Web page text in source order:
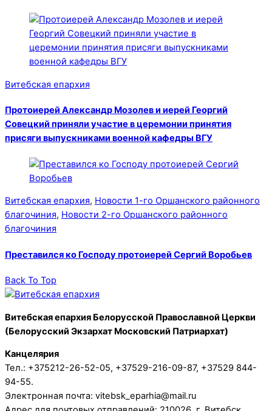
Витебская епархия
Протоиерей Александр Мозолев и иерей Георгий
Совецкий приняли участие в церемонии принятия
присяги выпускниками военной кафедры ВГУ
Витебская епархия, Новости 1-го Оршанского районного
благочиния, Новости 2-го Оршанского районного
благочиния
Преставился ко Господу протоиерей Сергий Воробьев
Back To Top
Витебская епархия Белорусской Православной Церкви
(Белорусский Экзархат Московский Патриархат)
Канцелярия
Тел.: +375212-26-52-05, +37529-216-09-87, +37529 844-
94-55.
Электронная почта: vitebsk_eparhia@mail.ru